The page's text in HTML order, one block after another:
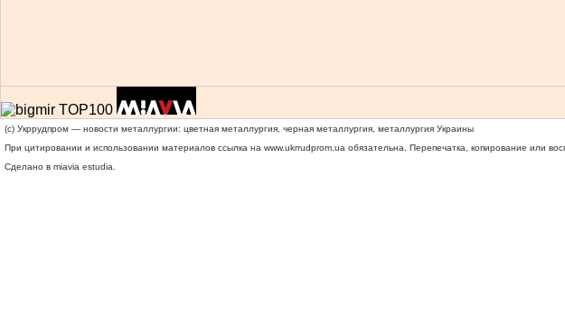
(c) Укррудпром — новости металлургии: цветная металлургия, черная металлургия, металлургия Украины
При цитировании и использовании материалов ссылка на www.ukrrudprom.ua обязательна. Перепечатка, копирование или
Сделано в miavia estudia.